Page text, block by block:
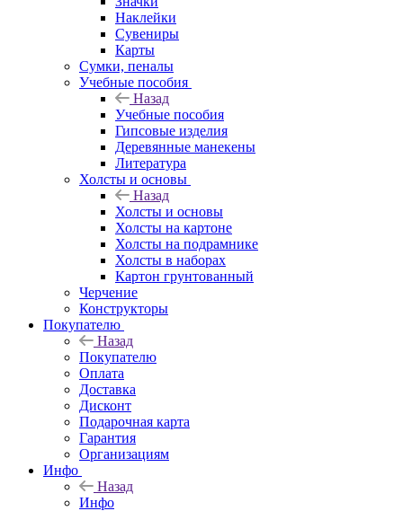
Наклейки
Сувениры
Карты
Сумки, пеналы
Учебные пособия
Назад
Учебные пособия
Гипсовые изделия
Деревянные манекены
Литература
Холсты и основы
Назад
Холсты и основы
Холсты на картоне
Холсты на подрамнике
Холсты в наборах
Картон грунтованный
Черчение
Конструкторы
Покупателю
Назад
Покупателю
Оплата
Доставка
Дисконт
Подарочная карта
Гарантия
Организациям
Инфо
Назад
Инфо